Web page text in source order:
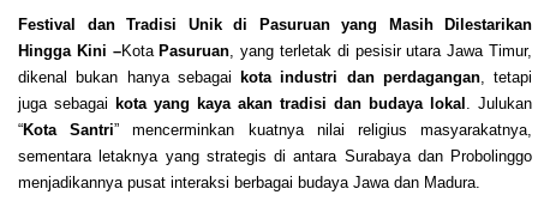
Festival dan Tradisi Unik di Pasuruan yang Masih Dilestarikan
Hingga Kini –KotaPasuruan , yang terletak di pesisir utara Jawa Timur,
dikenal bukan hanya sebagai kota industri dan perdagangan, tetapi
juga sebagai kota yang kaya akan tradisi dan budaya lokal . Julukan
“Kota Santri” mencerminkan kuatnya nilai religius masyarakatnya,
sementara letaknya yang strategis di antara Surabaya dan Probolinggo
menjadikannya pusat interaksi berbagai budaya Jawa dan Madura.